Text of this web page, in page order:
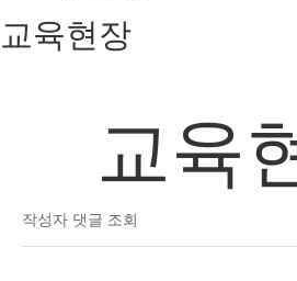
교육현장
교육
작성자 댓글 조회